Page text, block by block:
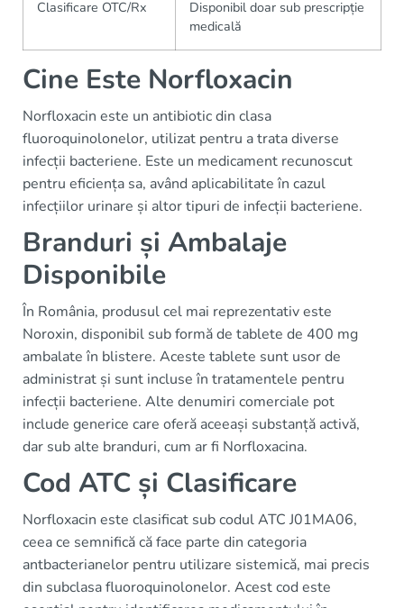
Clasificare OTC/Rx
Disponibil doar sub prescripție
medicală
Cine Este Norfloxacin
Norfloxacin este un antibiotic din clasa
fluoroquinolonelor, utilizat pentru a trata diverse
infecții bacteriene. Este un medicament recunoscut
pentru eficiența sa, având aplicabilitate în cazul
infecțiilor urinare și altor tipuri de infecții bacteriene.
Branduri și Ambalaje
Disponibile
În România, produsul cel mai reprezentativ este
Noroxin, disponibil sub formă de tablete de 400 mg
ambalate în blistere. Aceste tablete sunt usor de
administrat și sunt incluse în tratamentele pentru
infecții bacteriene. Alte denumiri comerciale pot
include generice care oferă aceeași substanță activă,
dar sub alte branduri, cum ar fi Norfloxacina.
Cod ATC și Clasificare
Norfloxacin este clasificat sub codul ATC J01MA06,
ceea ce semnifică că face parte din categoria
antbacterianelor pentru utilizare sistemică, mai precis
din subclasa fluoroquinolonelor. Acest cod este